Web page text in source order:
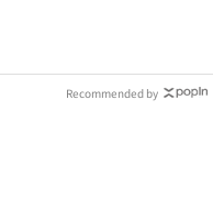
Recommended by